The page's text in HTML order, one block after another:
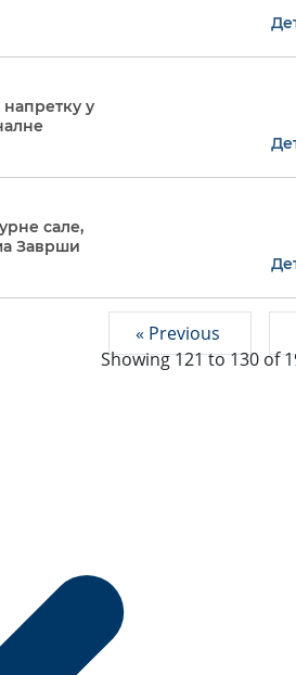
у
сале,
Заврши
« Previous
Showing121to130 of